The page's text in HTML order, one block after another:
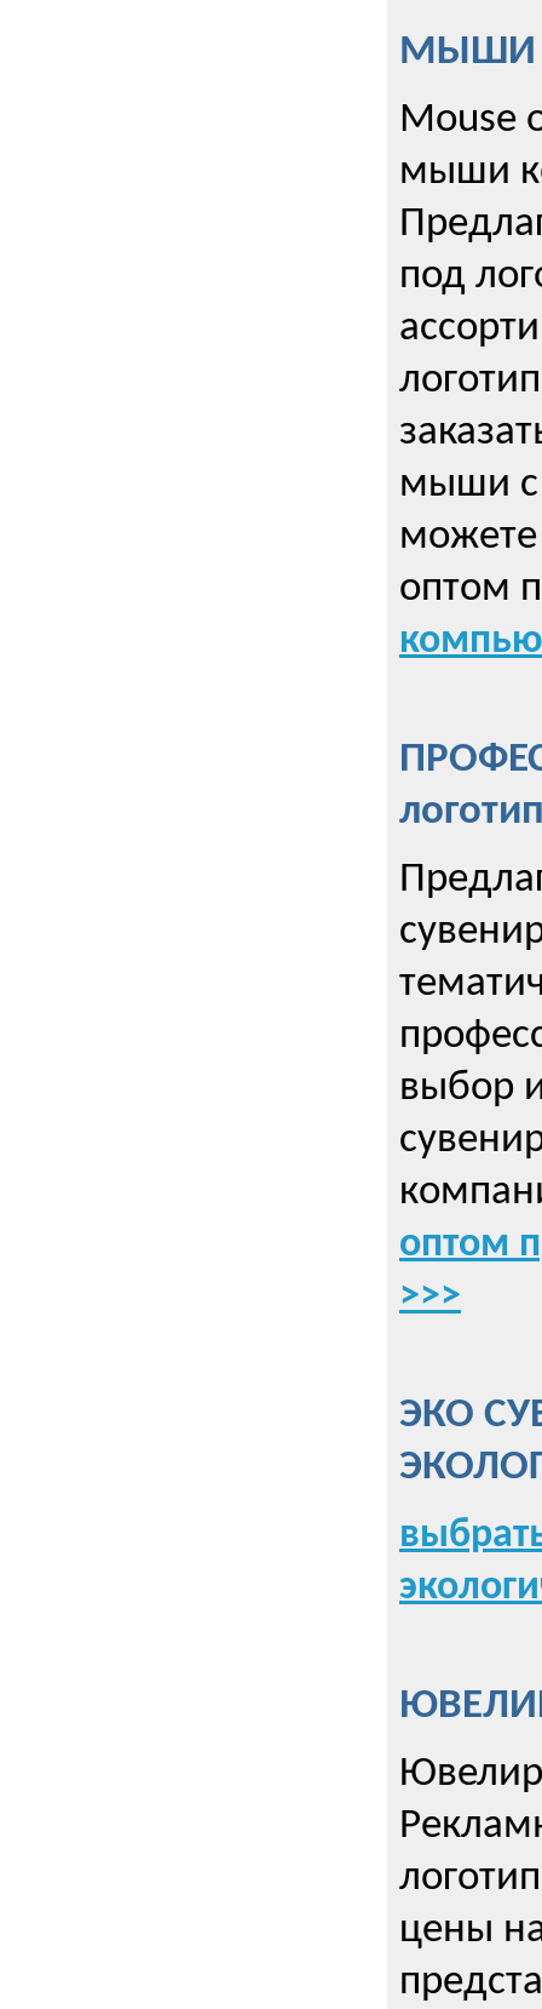
МЫШИ
Mouse
мыши
под
мыши с
можете
оптом
выбор
оптом
>>>
ЭКО
цены